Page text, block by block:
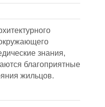
знания,
благоприятные
жильцов.